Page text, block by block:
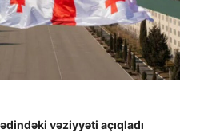
vəziyyəti açıqladı